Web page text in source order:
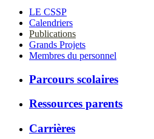
LE CSSP
Calendriers
Publications
Grands Projets
Membres du personnel
Parcours scolaires
Ressources parents
Carrières